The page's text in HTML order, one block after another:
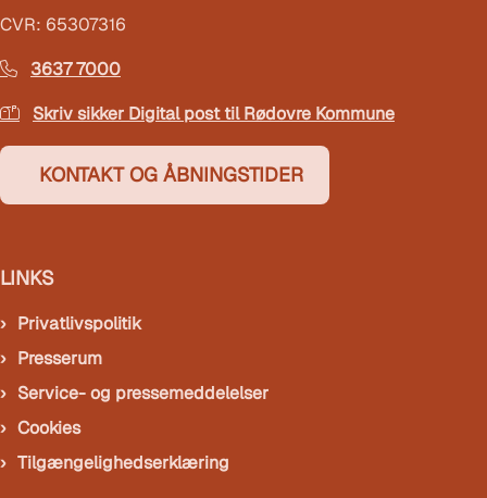
CVR: 65307316
3637 7000
Skriv sikker Digital post til Rødovre Kommune
KONTAKT OG ÅBNINGSTIDER
LINKS
Privatlivspolitik
Presserum
Service- og pressemeddelelser
Cookies
Tilgængelighedserklæring